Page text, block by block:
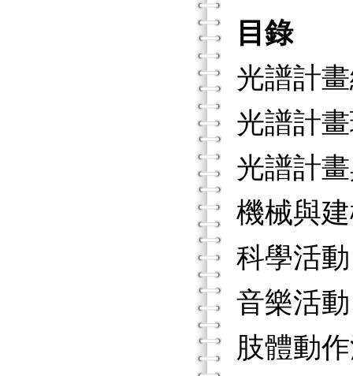
目錄
光譜計
光譜計
光譜計
機械與
科學活動
音樂活動
肢體動